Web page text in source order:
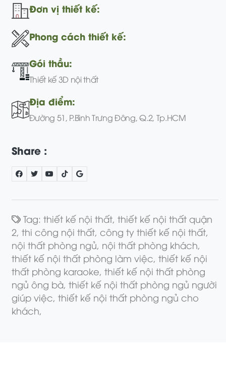
Đơn vị thiết kế:
Phong cách thiết kế:
Gói thầu:
Thiết kế 3D nội thất
Địa điểm:
Đường 51, P.Bình Trưng Đông, Q.2, Tp.HCM
Share :
Tag: thiết kế nội thất, thiết kế nội thất quận
2, thi công nội thất, công ty thiết kế nội thất,
nội thất phòng ngủ, nội thất phòng khách,
thiết kế nội thất phòng làm việc, thiết kế nội
thất phòng karaoke, thiết kế nội thất phòng
ngủ ông bà, thiết kế nội thất phòng ngủ người
giúp việc, thiết kế nội thất phòng ngủ cho
khách,